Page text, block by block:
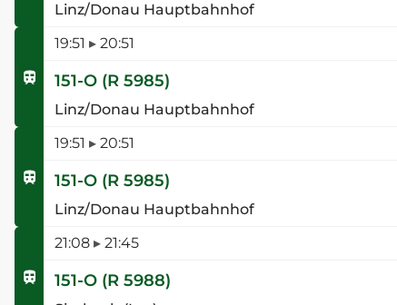
Linz/Donau Hauptbahnhof
19:51 ▸ 20:51
151-O (R 5985)
Linz/Donau Hauptbahnhof
19:51 ▸ 20:51
151-O (R 5985)
Linz/Donau Hauptbahnhof
21:08 ▸ 21:45
151-O (R 5988)